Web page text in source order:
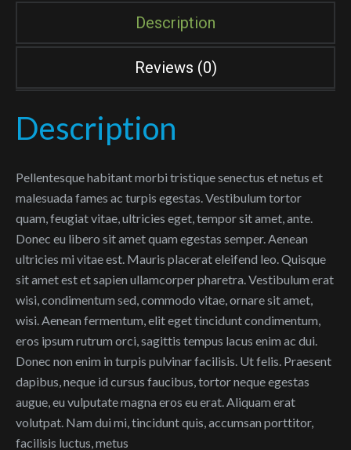
Description
Reviews (0)
Description
Pellentesque habitant morbi tristique senectus et netus et
malesuada fames ac turpis egestas. Vestibulum tortor
quam, feugiat vitae, ultricies eget, tempor sit amet, ante.
Donec eu libero sit amet quam egestas semper. Aenean
ultricies mi vitae est. Mauris placerat eleifend leo. Quisque
sit amet est et sapien ullamcorper pharetra. Vestibulum erat
wisi, condimentum sed, commodo vitae, ornare sit amet,
wisi. Aenean fermentum, elit eget tincidunt condimentum,
eros ipsum rutrum orci, sagittis tempus lacus enim ac dui.
Donec non enim in turpis pulvinar facilisis. Ut felis. Praesent
dapibus, neque id cursus faucibus, tortor neque egestas
augue, eu vulputate magna eros eu erat. Aliquam erat
volutpat. Nam dui mi, tincidunt quis, accumsan porttitor,
facilisis luctus, metus